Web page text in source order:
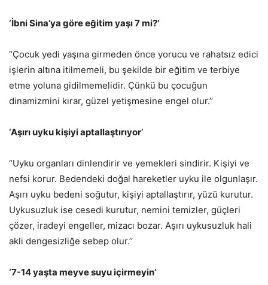
‘İbni Sina’ya göre eğitim yaşı 7 mi?’
“Çocuk yedi yaşına girmeden önce yorucu ve rahatsız edici
işlerin altına itilmemeli, bu şekilde bir eğitim ve terbiye
etme yoluna gidilmemelidir. Çünkü bu çocuğun
dinamizmini kırar, güzel yetişmesine engel olur.’’
‘Aşırı uyku kişiyi aptallaştırıyor’
“Uyku organları dinlendirir ve yemekleri sindirir. Kişiyi ve
nefsi korur. Bedendeki doğal hareketler uyku ile olgunlaşır.
Aşırı uyku bedeni soğutur, kişiyi aptallaştırır, yüzü kurutur.
Uykusuzluk ise cesedi kurutur, nemini temizler, güçleri
çözer, iradeyi engeller, mizacı bozar. Aşırı uykusuzluk hali
akli dengesizliğe sebep olur.’’
‘7-14 yaşta meyve suyu içirmeyin’